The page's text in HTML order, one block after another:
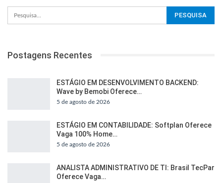
Postagens Recentes
ESTÁGIO EM DESENVOLVIMENTO BACKEND:
Wave by Bemobi Oferece…
5 de agosto de 2026
ESTÁGIO EM CONTABILIDADE: Softplan Oferece
Vaga 100% Home…
5 de agosto de 2026
ANALISTA ADMINISTRATIVO DE TI: Brasil TecPar
Oferece Vaga…